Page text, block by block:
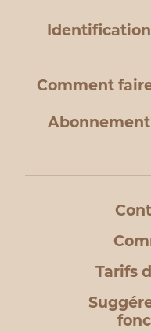
Identification
Comment
Abonnement
Tarifs